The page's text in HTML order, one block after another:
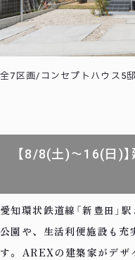
全7区画/コンセプトハウス5
【8/8(土)～16(日)
愛知環状鉄道線「新豊田」
公園や、生活利便施設も充
す。AREXの建築家がデザ